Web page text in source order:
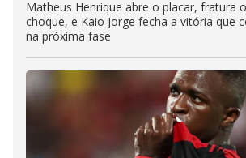
Matheus Henrique abre o placar, fratura
choque, e Kaio Jorge fecha a vitória que
na próxima fase